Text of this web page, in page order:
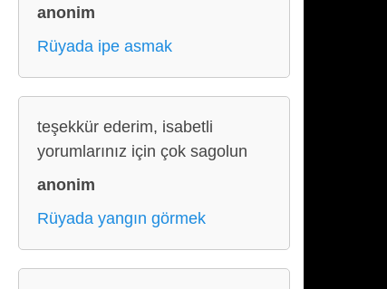
anonim
Rüyada ipe asmak
teşekkür ederim, isabetli
yorumlarınız için çok sagolun
anonim
Rüyada yangın görmek